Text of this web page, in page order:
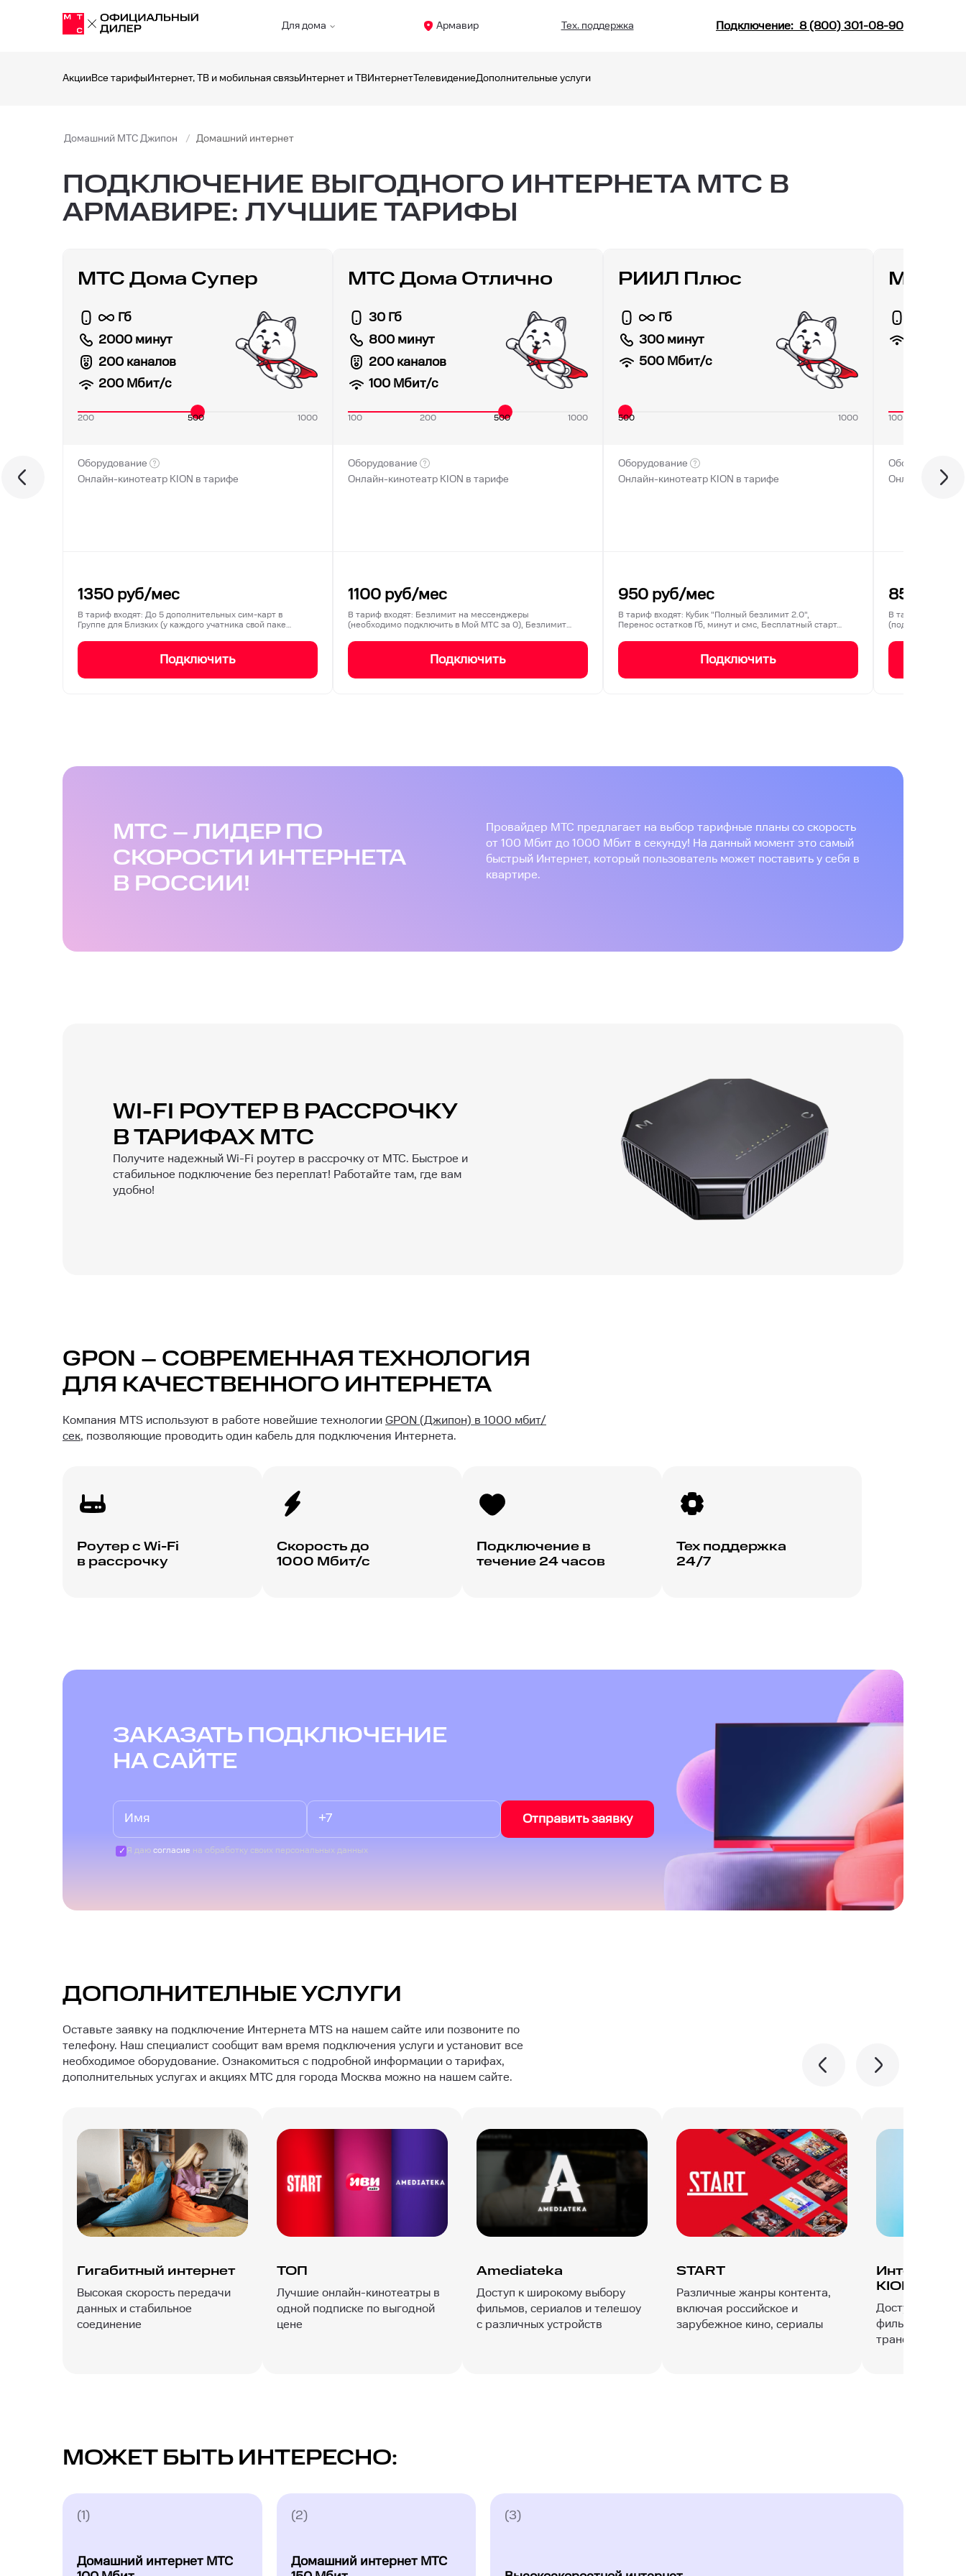
Для дома Армавир Тех. поддержка Подключение: 8 (800) 301-08-90
АкцииВсе тарифыИнтернет, ТВ и мобильная связьИнтернет и ТВИнтернетТелевидениеДополнительные услуги
Домашний МТС Джипон Домашний интернет
ПОДКЛЮЧЕНИЕ ВЫГОДНОГО ИНТЕРНЕТА МТС В
АРМАВИРЕ: ЛУЧШИЕ ТАРИФЫ
МТС Дома Супер
Гб
2000 минут
200 каналов
200 Мбит/с
200 500 1000
Оборудование
Онлайн-кинотеатр KION в тарифе
1350 руб/мес
В тариф входят: До 5 дополнительных сим-карт в
Группе для Близких (у каждого учатника свой паке…
Подключить
МТС Дома Отлично
30 Гб
800 минут
200 каналов
100Мбит/с
100 200 500 1000
Оборудование
Онлайн-кинотеатр KION в тарифе
1100руб/мес
В тариф входят: Безлимит на мессенджеры
(необходимо подключить в Мой МТС за 0), Безлимит
Подключить
РИИЛ Плюс
Гб
300 минут
500Мбит/с
500 1000
Оборудование
Онлайн-кинотеатр KION в тарифе
950руб/мес
В тариф входят: Кубик "Полный безлимит 2.0",
Перенос остатков Гб, минут и смс, Бесплатный старт…
Подключить
МТС
100
Оборудование
Онлайн-
850
В тариф входят:
(подключается
МТС – ЛИДЕР ПО
СКОРОСТИ ИНТЕРНЕТА
В РОССИИ!
Провайдер МТС предлагает на выбор тарифные планы со скорость
от 100 Мбит до 1000 Мбит в секунду! На данный момент это самый
быстрый Интернет, который пользователь может поставить у себя в
квартире.
WI-FI РОУТЕР В РАССРОЧКУ
В ТАРИФАХ МТС
Получите надежный Wi-Fi роутер в рассрочку от МТС. Быстрое и
стабильное подключение без переплат! Работайте там, где вам
удобно!
GPON – СОВРЕМЕННАЯ ТЕХНОЛОГИЯ
ДЛЯ КАЧЕСТВЕННОГО ИНТЕРНЕТА
Компания MTS используют в работе новейшие технологии GPON (Джипон) в 1000 мбит/
сек, позволяющие проводить один кабель для подключения Интернета.
Роутер с Wi-Fi
в рассрочку
Скорость до
1000 Мбит/с
Подключение в
течение 24 часов
Тех поддержка
24/7
ЗАКАЗАТЬ ПОДКЛЮЧЕНИЕ
НА САЙТЕ
Отправить заявку
Я даю согласие на обработку своих персональных данных
ДОПОЛНИТЕЛНЫЕ УСЛУГИ
Оставьте заявку на подключение Интернета MTS на нашем сайте или позвоните по
телефону. Наш специалист сообщит вам время подключения услуги и установит все
необходимое оборудование. Ознакомиться с подробной информации о тарифах,
дополнительных услугах и акциях МТС для города Москва можно на нашем сайте.
Гигабитный интернет
Высокая скорость передачи
данных и стабильное
соединение
ТОП
Лучшие онлайн-кинотеатры в
одной подписке по выгодной
цене
Amediateka
Доступ к широкому выбору
фильмов, сериалов и телешоу
с различных устройств
START
Различные жанры контента,
включая российское и
зарубежное кино, сериалы
KION
Доступ к
фильмы,
трансляции и
МОЖЕТ БЫТЬ ИНТЕРЕСНО:
(1)
Домашний интернет МТС
(2)
Домашний интернет МТС
(3)